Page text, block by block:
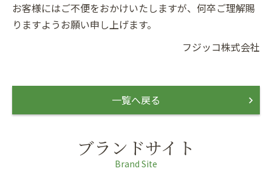
お客様にはご不便をおかけいたしますが、何卒ご理解賜
りますようお願い申し上げます。
フジッコ株式会社
一覧へ戻る
ブランドサイト
Brand Site